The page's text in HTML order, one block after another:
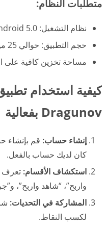
متطلبات النظام:
نظام التشغيل: Android 5.0 وما فوق
حجم التطبيق: حوالي 25 ميجابايت
مساحة تخزين كافية على
كيفية استخدام
Dragunov بفعالية
إنشاء حساب: قم بإنشاء
كان لديك حساب بالفعل.
استكشاف الأقسام: تعرف
واربح”، “شاهد واربح”،
المشاركة في التحديات:
لكسب النقاط.